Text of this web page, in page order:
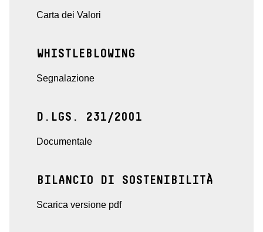
Carta dei Valori
WHISTLEBLOWING
Segnalazione
D.LGS. 231/2001
Documentale
BILANCIO DI SOSTENIBILITÀ
Scarica versione pdf